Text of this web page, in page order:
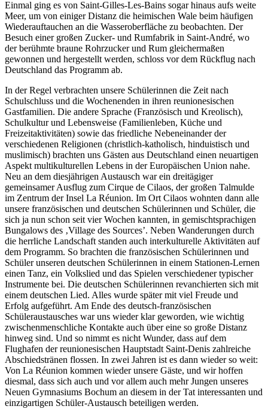
Einmal ging es von Saint-Gilles-Les-Bains sogar hinaus aufs weite
Meer, um von einiger Distanz die heimischen Wale beim häufigen
Wiederauftauchen an die Wasseroberfläche zu beobachten. Der
Besuch einer großen Zucker- und Rumfabrik in Saint-André, wo
der berühmte braune Rohrzucker und Rum gleichermaßen
gewonnen und hergestellt werden, schloss vor dem Rückflug nach
Deutschland das Programm ab.
In der Regel verbrachten unsere Schülerinnen die Zeit nach
Schulschluss und die Wochenenden in ihren reunionesischen
Gastfamilien. Die andere Sprache (Französisch und Kreolisch),
Schulkultur und Lebensweise (Familienleben, Küche und
Freizeitaktivitäten) sowie das friedliche Nebeneinander der
verschiedenen Religionen (christlich-katholisch, hinduistisch und
muslimisch) brachten uns Gästen aus Deutschland einen neuartigen
Aspekt multikulturellen Lebens in der Europäischen Union nahe.
Neu an dem diesjährigen Austausch war ein dreitägiger
gemeinsamer Ausflug zum Cirque de Cilaos, der großen Talmulde
im Zentrum der Insel La Réunion. Im Ort Cilaos wohnten dann alle
unsere französischen und deutschen Schülerinnen und Schüler, die
sich ja nun schon seit vier Wochen kannten, in gemischtsprachigen
Bungalows des ‚Village des Sources’. Neben Wanderungen durch
die herrliche Landschaft standen auch interkulturelle Aktivitäten auf
dem Programm. So brachten die französischen Schülerinnen und
Schüler unseren deutschen Schülerinnen in einem Stationen-Lernen
einen Tanz, ein Volkslied und das Spielen verschiedener typischer
Instrumente bei. Die deutschen Schülerinnen revanchierten sich mit
einem deutschen Lied. Alles wurde später mit viel Freude und
Erfolg aufgeführt. Am Ende des deutsch-französischen
Schüleraustausches war uns wieder klar geworden, wie wichtig
zwischenmenschliche Kontakte auch über eine so große Distanz
hinweg sind. Und so nimmt es nicht Wunder, dass auf dem
Flughafen der reunionesischen Hauptstadt Saint-Denis zahlreiche
Abschiedstränen flossen. In zwei Jahren ist es dann wieder so weit:
Von La Réunion kommen wieder unsere Gäste, und wir hoffen
diesmal, dass sich auch und vor allem auch mehr Jungen unseres
Neuen Gymnasiums Bochum an diesem in der Tat interessanten und
einzigartigen Schüler-Austausch beteiligen werden.